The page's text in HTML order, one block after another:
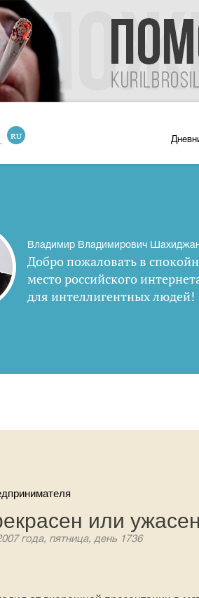
Владимир Владимирович
Добро пожаловать в
место российского
для интеллигентных людей!
или
года, пятница, день 1736